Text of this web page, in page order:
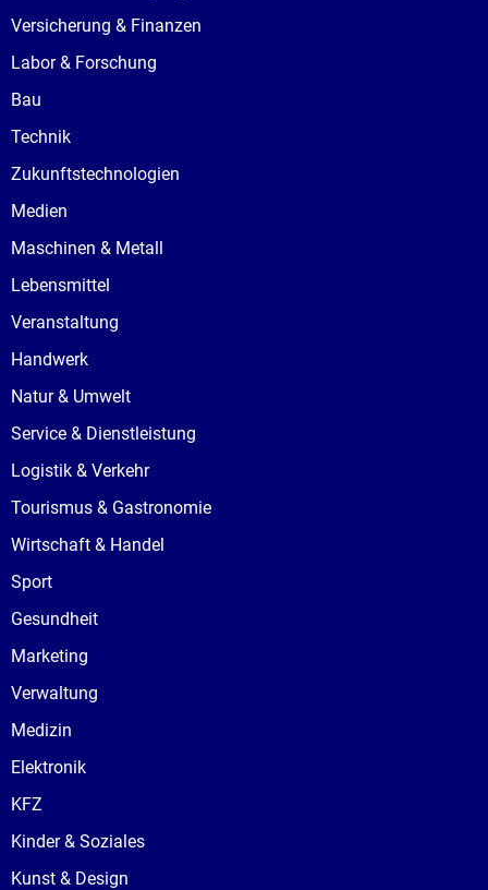
Versicherung & Finanzen
Labor & Forschung
Bau
Technik
Zukunftstechnologien
Medien
Maschinen & Metall
Lebensmittel
Veranstaltung
Handwerk
Natur & Umwelt
Service & Dienstleistung
Logistik & Verkehr
Tourismus & Gastronomie
Wirtschaft & Handel
Sport
Gesundheit
Marketing
Verwaltung
Medizin
Elektronik
KFZ
Kinder & Soziales
Kunst & Design